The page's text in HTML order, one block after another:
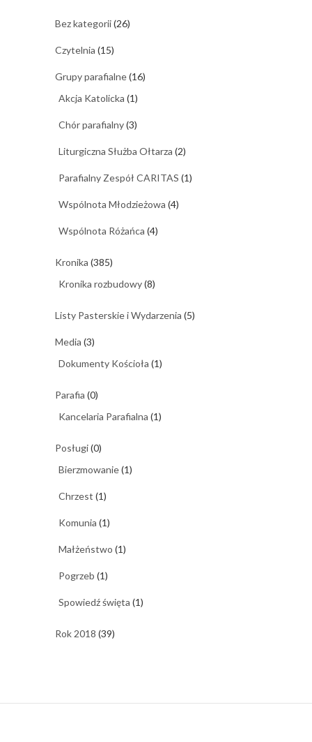
Bez kategorii(26)
Czytelnia (15)
Grupy parafialne(16)
Akcja Katolicka (1)
Chór parafialny(3)
Liturgiczna Służba Ołtarza (2)
Parafialny Zespół CARITAS (1)
Wspólnota Młodzieżowa (4)
Wspólnota Różańca (4)
Kronika (385)
Kronika rozbudowy(8)
Listy Pasterskie i Wydarzenia (5)
Media (3)
Dokumenty Kościoła (1)
Parafia (0)
Kancelaria Parafialna (1)
Posługi(0)
Bierzmowanie(1)
Chrzest (1)
Komunia (1)
Małżeństwo (1)
Pogrzeb (1)
Spowiedź święta (1)
Rok 2018 (39)